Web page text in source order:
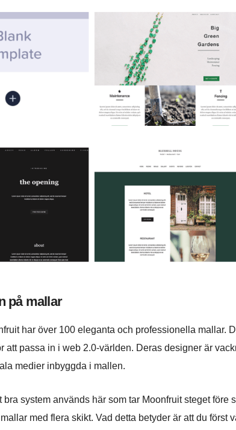
på mallar
har över 100 eleganta och professionella mallar.
att passa in i web 2.0-världen. Deras designer är
medier inbyggda i mallen.
bra system används här som tar Moonfruit steget före
med flera skikt. Vad detta betyder är att du först